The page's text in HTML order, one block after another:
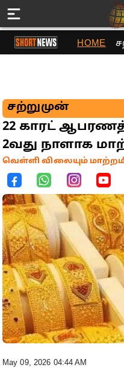
HOME
சற்றுமுன்
22 காரட்
2வது நாளாக
வெள்ளி விலையும்
May 09, 2026 04:44 AM